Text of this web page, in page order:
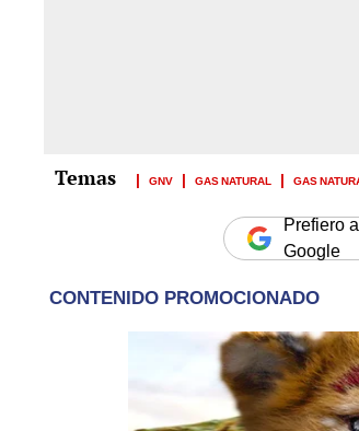
GNV GAS NATURAL GAS
Prefiero
Google